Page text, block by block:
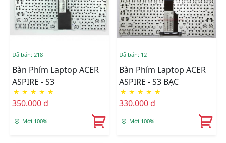
Đã bán: 218
Bàn Phím Laptop ACER
ASPIRE - S3
★ ★ ★ ★ ★
350.000 đ
Mới 100%
Đã bán: 12
Bàn Phím Laptop ACER
ASPIRE - S3 BẠC
★ ★ ★ ★ ★
330.000 đ
Mới 100%